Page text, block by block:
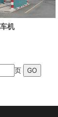
机
页